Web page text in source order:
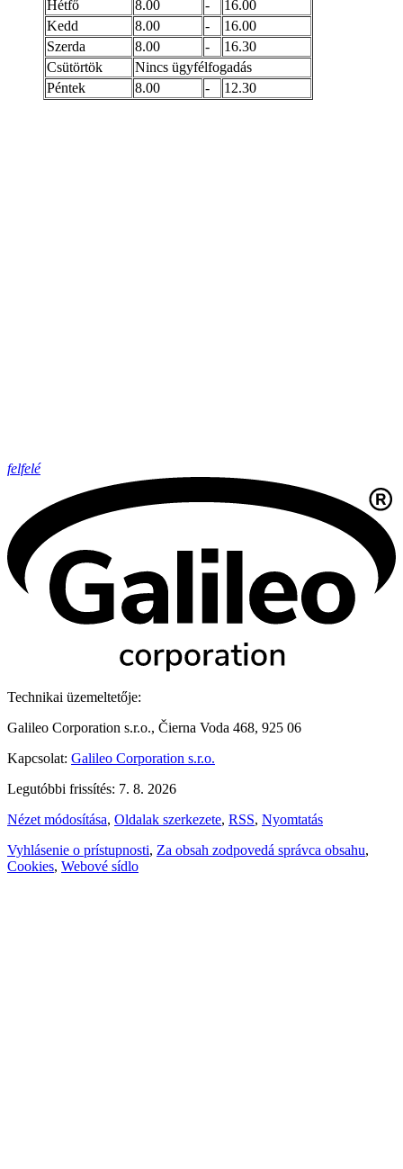
Hétfő 8.00 -
16.00
Kedd
8.00 -
16.00
Szerda
8.00 -
16.30
Csütörtök
Nincs ügyfélfogadás
Péntek
8.00 - 12.30
felfelé
Technikai üzemeltetője:
Galileo Corporation s.r.o., Čierna Voda 468, 925 06
Kapcsolat: Galileo Corporation s.r.o.
Legutóbbi frissítés: 7. 8. 2026
Nézet módosítása, Oldalak szerkezete, RSS, Nyomtatás
Vyhlásenie o prístupnosti, Za obsah zodpovedá správca obsahu,
Cookies, Webové sídlo